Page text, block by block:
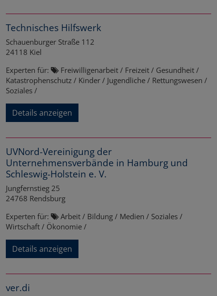
Technisches Hilfswerk
Schauenburger Straße 112
24118 Kiel
Experten für:
Freiwilligenarbeit / Freizeit / Gesundheit /
Katastrophenschutz / Kinder / Jugendliche / Rettungswesen /
Soziales /
Details anzeigen
UVNord-Vereinigung der
Unternehmensverbände in Hamburg und
Schleswig-Holstein e. V.
Jungfernstieg 25
24768 Rendsburg
Experten für:
Arbeit / Bildung / Medien / Soziales /
Wirtschaft / Ökonomie /
Details anzeigen
ver.di